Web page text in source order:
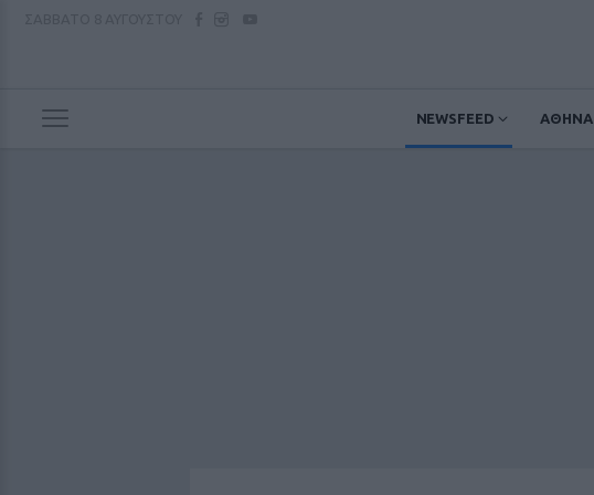
NEWSFEED ΑΘΗΝΑ